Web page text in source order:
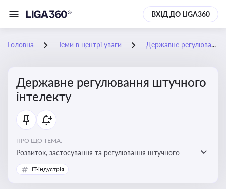
ВХІД ДО LIGA360
Головна Теми в центрі уваги Державне регулювання штучного інтелекту
Державне регулювання штучного
інтелекту
ПРО ЩО ТЕМА:
Розвиток, застосування та регулювання штучного
інтелекту в різних сферах — від управління бізнесом
до державного сектора
IT-індустрія